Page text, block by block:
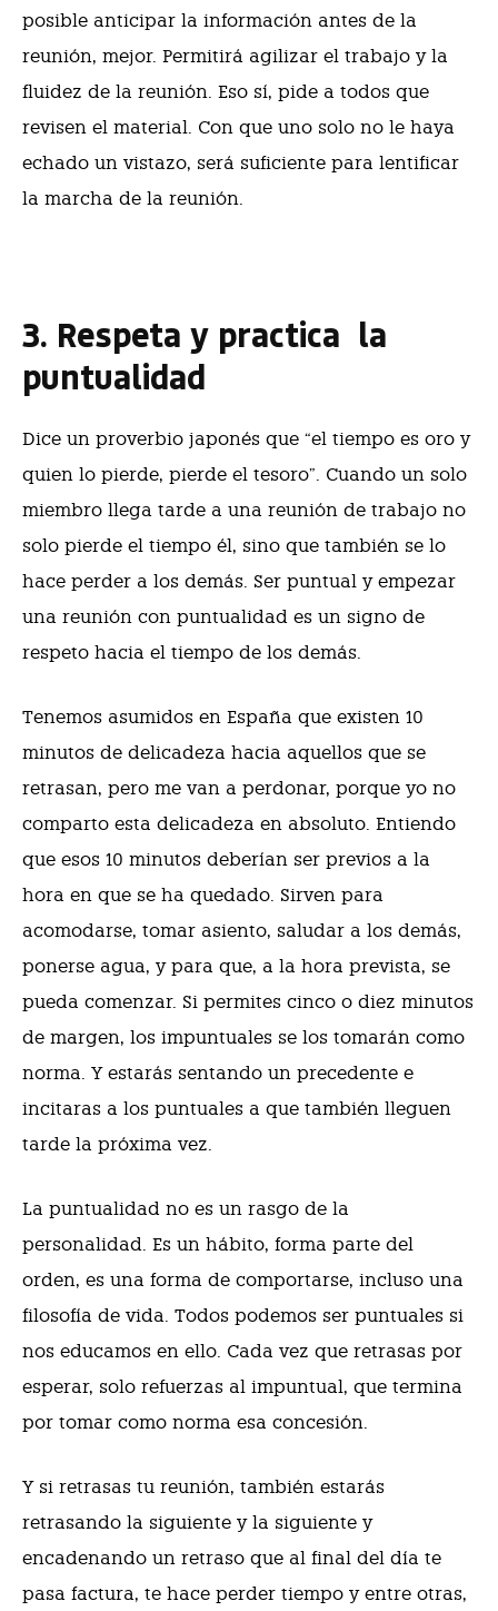
posible anticipar la información antes de la
reunión, mejor. Permitirá agilizar el trabajo y la
fluidez de la reunión. Eso sí, pide a todos que
revisen el material. Con que uno solo no le haya
echado un vistazo, será suficiente para lentificar
la marcha de la reunión.
3. Respeta y practica la
puntualidad
Dice un proverbio japonés que “el tiempo es oro y
quien lo pierde, pierde el tesoro”. Cuando un solo
miembro llega tarde a una reunión de trabajo no
solo pierde el tiempo él, sino que también se lo
hace perder a los demás. Ser puntual y empezar
una reunión con puntualidad es un signo de
respeto hacia el tiempo de los demás.
Tenemos asumidos en España que existen 10
minutos de delicadeza hacia aquellos que se
retrasan, pero me van a perdonar, porque yo no
comparto esta delicadeza en absoluto. Entiendo
que esos 10 minutos deberían ser previos a la
hora en que se ha quedado. Sirven para
acomodarse, tomar asiento, saludar a los demás,
ponerse agua, y para que, a la hora prevista, se
pueda comenzar. Si permites cinco o diez minutos
de margen, los impuntuales se los tomarán como
norma. Y estarás sentando un precedente e
incitaras a los puntuales a que también lleguen
tarde la próxima vez.
La puntualidad no es un rasgo de la
personalidad. Es un hábito, forma parte del
orden, es una forma de comportarse, incluso una
filosofía de vida. Todos podemos ser puntuales si
nos educamos en ello. Cada vez que retrasas por
esperar, solo refuerzas al impuntual, que termina
por tomar como norma esa concesión.
Y si retrasas tu reunión, también estarás
retrasando la siguiente y la siguiente y
encadenando un retraso que al final del día te
pasa factura, te hace perder tiempo y entre otras,